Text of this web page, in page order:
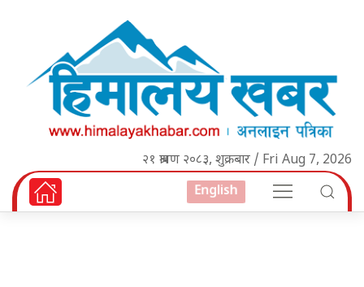
२१ श्रावण २०८३, शुक्रबार / Fri Aug 7, 2026
English